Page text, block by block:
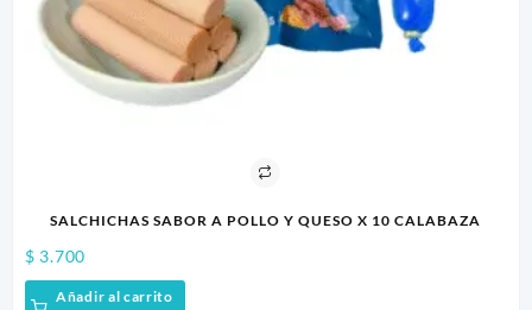
SALCHICHAS SABOR A POLLO Y QUESO X 10 CALABAZA
$ 3.700
Añadir al carrito